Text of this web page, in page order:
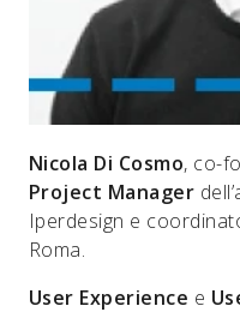
Nicola Di Cosmo, co-
Project Manager
Iperdesign e
Roma.
User Experience e